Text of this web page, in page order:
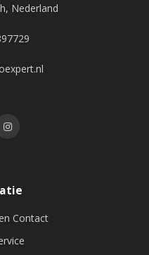
Nederland
Contact